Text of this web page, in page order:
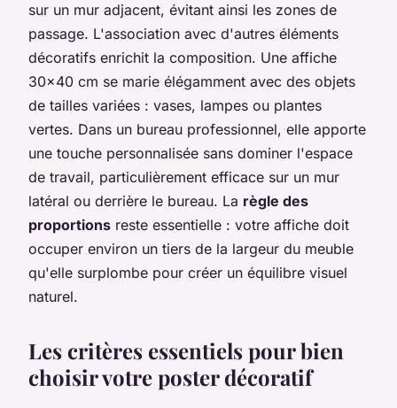
sur un mur adjacent, évitant ainsi les zones de
passage. L'association avec d'autres éléments
décoratifs enrichit la composition. Une affiche
30x40 cm se marie élégamment avec des objets
de tailles variées : vases, lampes ou plantes
vertes. Dans un bureau professionnel, elle apporte
une touche personnalisée sans dominer l'espace
de travail, particulièrement efficace sur un mur
latéral ou derrière le bureau. La règle des
proportions reste essentielle : votre affiche doit
occuper environ un tiers de la largeur du meuble
qu'elle surplombe pour créer un équilibre visuel
naturel.
Les critères essentiels pour bien
choisir votre poster décoratif